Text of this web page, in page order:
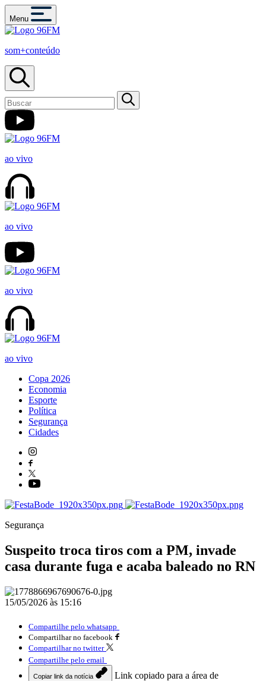
Menu
som+conteúdo
ao vivo
ao vivo
ao vivo
ao vivo
Copa 2026
Economia
Esporte
Política
Segurança
Cidades
Segurança
Suspeito troca tiros com a PM, invade
casa durante fuga e acaba baleado no RN
15/05/2026 às 15:16
Compartilhe pelo whatsapp
Compartilhar no facebook
Compartilhar no twitter
Compartilhe pelo email
Copiar link da notícia
Link copiado para a área de